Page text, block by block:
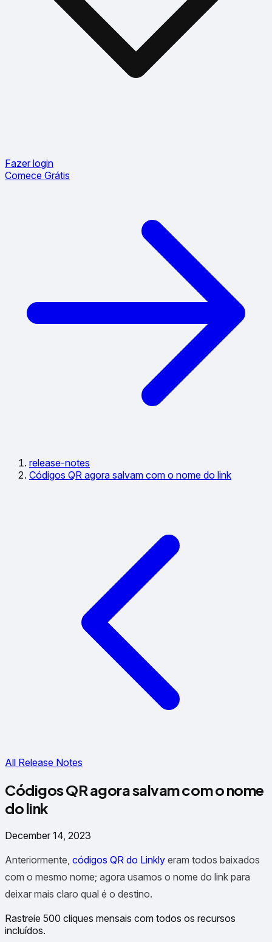
Fazer login
Comece Grátis
release-notes
Códigos QR agora salvam com o nome do link
All Release Notes
Códigos QR agora salvam com o nome
do link
December 14, 2023
Anteriormente, códigos QR do Linkly eram todos baixados
com o mesmo nome; agora usamos o nome do link para
deixar mais claro qual é o destino.
Rastreie 500 cliques mensais com todos os recursos
incluídos.